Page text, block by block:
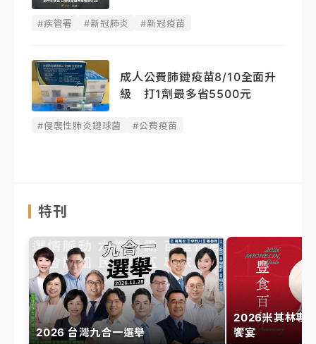
#疾管署 #新冠肺炎 #新冠疫苗
成人公費肺鏈疫苗8/10全面升
級 打1劑最多省5500元
#侵襲性肺炎鏈球菌 #公費疫苗
特刊
2026 台灣九合一選舉
2026米其林專
饗宴